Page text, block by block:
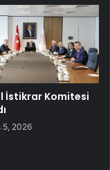
İstikrar Komitesi
5, 2026